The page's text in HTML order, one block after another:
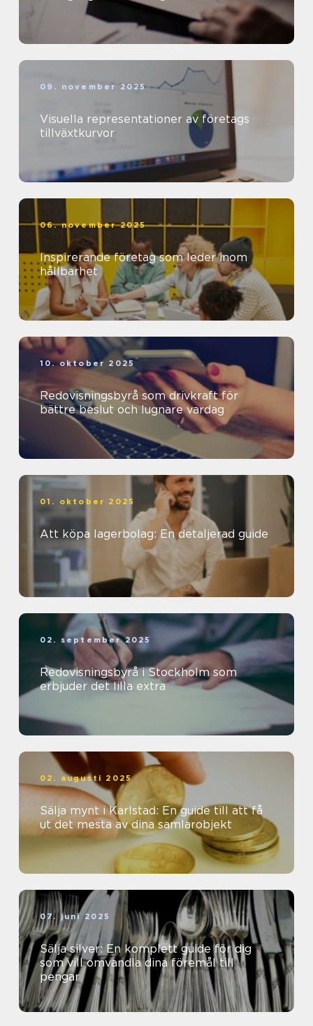
09. november 2025
Visuella representationer av företags
tillväxtkurvor
06. november 2025
Inspirerande företag som leder inom
hållbarhet
10. oktober 2025
Redovisningsbyrå som drivkraft för
bättre beslut och lugnare vardag
01. oktober 2025
Att köpa lagerbolag: En detaljerad guide
02. september 2025
Redovisningsbyrå i Stockholm som
erbjuder det lilla extra
02. augusti 2025
Sälja mynt i Karlstad: En guide till att få
ut det mesta av dina samlarobjekt
07. juni 2025
Sälja silver: En komplett guide för dig
som vill omvandla dina föremål till
pengar